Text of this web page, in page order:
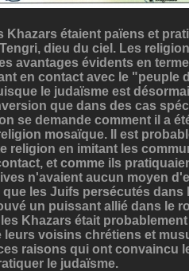
Khazars étaient païens et
dieu du ciel. Les
avantages évidents en
en contact avec le "peuple
le judaïsme est
que dans des cas
se demande comment il a
mosaïque. Il est
religion en imitant les
et comme ils
n'avaient aucun moyen
que les Juifs persécutés
un puissant allié dans le
Khazars était
voisins chrétiens et
raisons qui ont convaincu
le judaïsme.